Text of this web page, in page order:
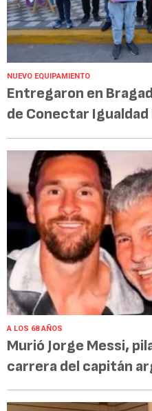
NUEVO EQUIPAMIENTO
Entregaron en
de Conectar
A LOS 68 AÑOS
Murió Jorge Messi,
carrera del capitán